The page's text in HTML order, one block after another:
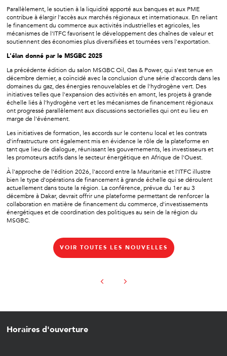
Parallèlement, le soutien à la liquidité apporté aux banques et aux PME
contribue à élargir l'accès aux marchés régionaux et internationaux. En reliant
le financement du commerce aux activités industrielles et agricoles, les
mécanismes de l'ITFC favorisent le développement des chaînes de valeur et
soutiennent des économies plus diversifiées et tournées vers l'exportation.
L'élan donné par le MSGBC 2025
La précédente édition du salon MSGBC Oil, Gas & Power, qui s'est tenue en
décembre dernier, a coïncidé avec la conclusion d'une série d'accords dans les
domaines du gaz, des énergies renouvelables et de l'hydrogène vert. Des
initiatives telles que l'expansion des activités en amont, les projets à grande
échelle liés à l'hydrogène vert et les mécanismes de financement régionaux
ont progressé parallèlement aux discussions sectorielles qui ont eu lieu en
marge de l'événement.
Les initiatives de formation, les accords sur le contenu local et les contrats
d'infrastructure ont également mis en évidence le rôle de la plateforme en
tant que lieu de dialogue, réunissant les gouvernements, les investisseurs et
les promoteurs actifs dans le secteur énergétique en Afrique de l'Ouest.
À l'approche de l'édition 2026, l'accord entre la Mauritanie et l'ITFC illustre
bien le type d'opérations de financement à grande échelle qui se déroulent
actuellement dans toute la région. La conférence, prévue du 1er au 3
décembre à Dakar, devrait offrir une plateforme permettant de renforcer la
collaboration en matière de financement du commerce, d'investissements
énergétiques et de coordination des politiques au sein de la région du
MSGBC.
VOIR TOUTES LES NOUVELLES
Horaires d'ouverture